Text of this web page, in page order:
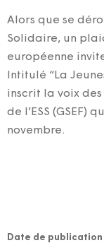
Alors que se
Solidaire, un
européenne
Intitulé “La
inscrit la voix
de l’ESS (GSEF)
novembre.
Date de publication